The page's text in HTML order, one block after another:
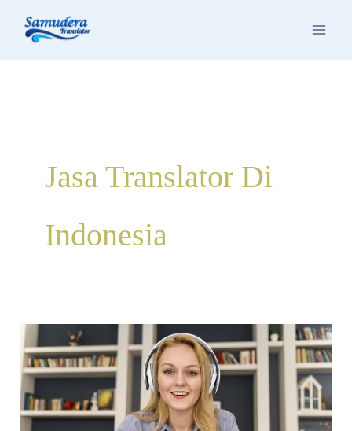
Jasa Translator Di
Indonesia
Jasa
Penerjemah
Tersumpah